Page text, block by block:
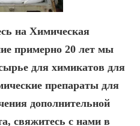
на Химическая
примерно 20 лет мы
для химикатов для
препараты для
дополнительной
свяжитесь с нами в